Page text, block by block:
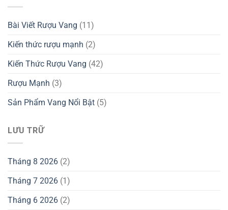
Bài Viết Rượu Vang (11)
Kiến thức rượu mạnh (2)
Kiến Thức Rượu Vang (42)
Rượu Mạnh (3)
Sản Phẩm Vang Nổi Bật (5)
LƯU TRỮ
Tháng 8 2026 (2)
Tháng 7 2026 (1)
Tháng 6 2026 (2)